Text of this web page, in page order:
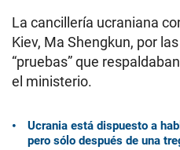
La cancillería ucraniana
Kiev, Ma Shengkun, por
“pruebas” que
el ministerio.
Ucrania está dispuesto a
pero sólo después de una